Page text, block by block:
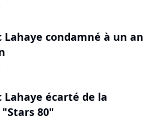
Lahaye condamné à un an
Lahaye écarté de la
80"